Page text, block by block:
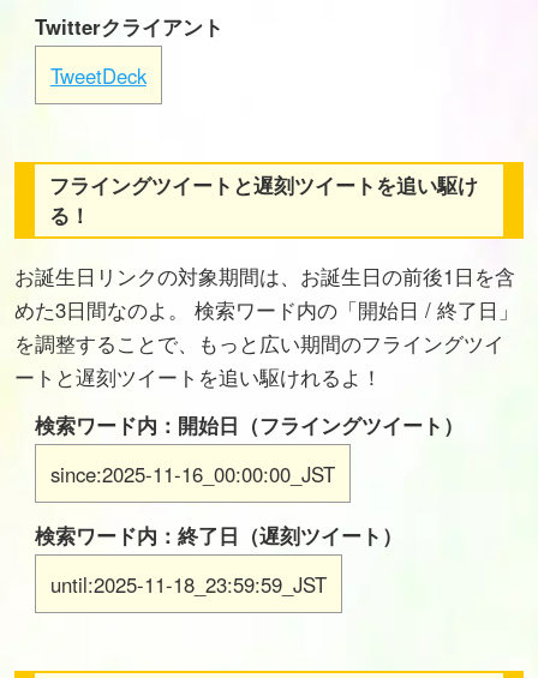
Twitterクライアント
TweetDeck
フライングツイートと遅刻ツイートを追い駆け
る！
お誕生日リンクの対象期間は、お誕生日の前後1日を含
めた3日間なのよ。 検索ワード内の「開始日 / 終了日」
を調整することで、もっと広い期間のフライングツイ
ートと遅刻ツイートを追い駆けれるよ！
検索ワード内：開始日（フライングツイート）
since:2025-11-16_00:00:00_JST
検索ワード内：終了日（遅刻ツイート）
until:2025-11-18_23:59:59_JST